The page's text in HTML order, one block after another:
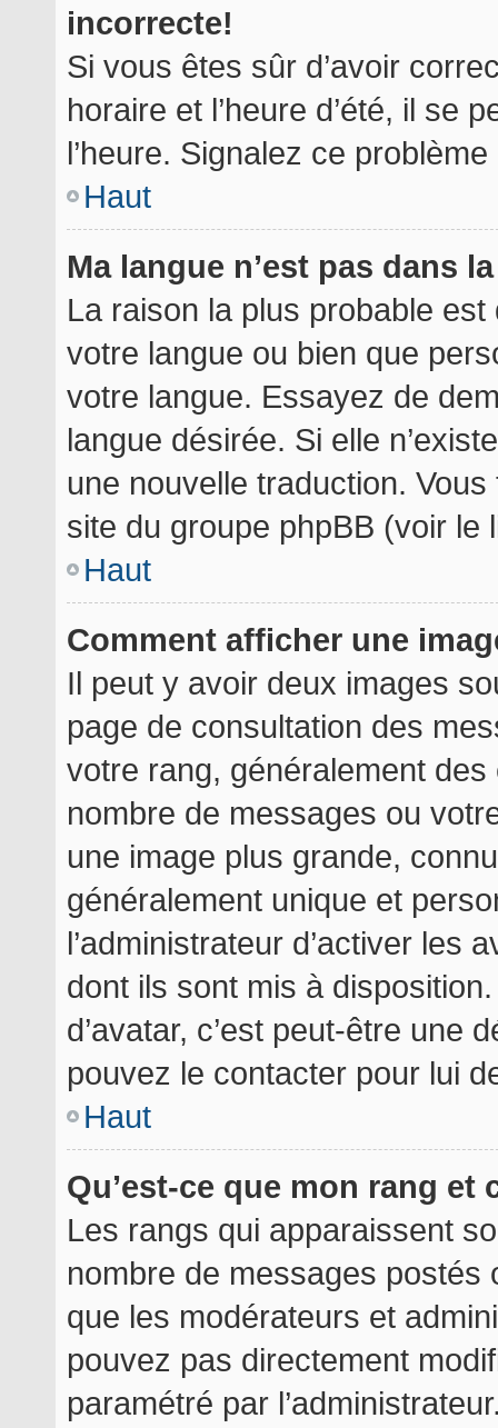
incorrecte!
Si vous êtes sûr d’avoir
horaire et l’heure d’été, il se
l’heure. Signalez ce problème
Haut
Ma langue n’est pas dans
La raison la plus probable est
votre langue ou bien que
votre langue. Essayez de
langue désirée. Si elle
une nouvelle traduction.
site du groupe phpBB (voir le
Haut
Comment afficher une
Il peut y avoir deux images
page de consultation des
votre rang, généralement
nombre de messages ou
une image plus grande,
généralement unique et
l’administrateur d’activer les
dont ils sont mis à
d’avatar, c’est peut-être une
pouvez le contacter pour lui
Haut
Qu’est-ce que mon rang
Les rangs qui apparaissent
nombre de messages postés
que les modérateurs et
pouvez pas directement
paramétré par